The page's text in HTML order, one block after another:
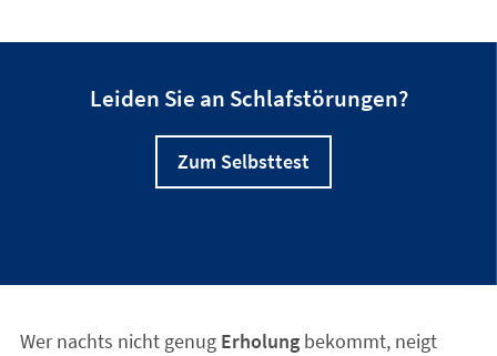
Leiden Sie an Schlafstörungen?
Zum Selbsttest
Wer nachts nicht genug Erholung bekommt, neigt